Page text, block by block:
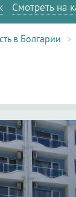
Смотреть на
в Болгарии